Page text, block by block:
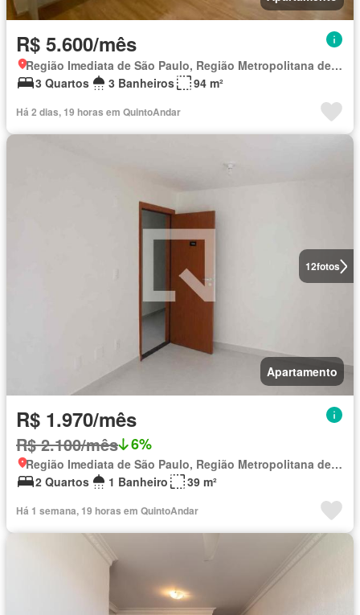
R$ 5.600/mês
Região Imediata de São Paulo, Região Metropolitana de São Paulo
3 Quartos
3 Banheiros 94 m²
Há 2 dias, 19 horas em QuintoAndar
12fotos
Apartamento
R$ 1.970/mês
R$ 2.100/mês 6%
Região Imediata de São Paulo, Região Metropolitana de São Paulo
2 Quartos
1 Banheiro 39 m²
Há 1 semana, 19 horas em QuintoAndar